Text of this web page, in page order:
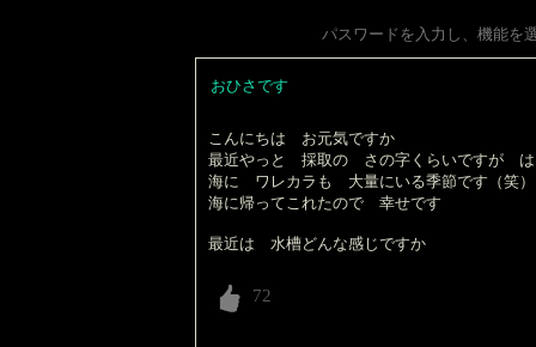
パスワードを入力し、機能を
おひさです
こんにちは お元気ですか
最近やっと 採取の さの字くらいですが は
海に ワレカラも 大量にいる季節です（笑）
海に帰ってこれたので 幸せです
最近は 水槽どんな感じですか